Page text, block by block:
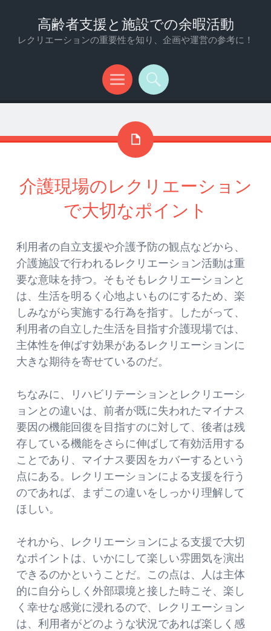
高齢者支援と施設での余暇活動
レクリエーションの重要性を知り、企画や運営の参考に！
メ
ュ
検
介護現場のレクリエーション
で大切なポイント
利用者の自立支援や介護予防の観点などから、
介護施設で行われるレクリエーション活動は重
要な意味を持つ。そもそもレクリエーションと
は、生活を明るく心地よいものにするため、楽
しみながら実施する行為を指す。したがって、
利用者の自立した生活を目指す介護現場では、
主体性を伸ばす効果があるレクリエーションに
大きな期待を寄せているのだ。
ちなみに、リハビリテーションとレクリエーシ
ョンとの違いは、前者が既に失われたマイナス
要因の機能回復を目指すのに対して、後者は残
存している機能をさらに伸ばして有効活用する
ことであり、マイナス要因をカバーするという
点にある。レクリエーションによる支援を行う
のであれば、まずこの違いをしっかり理解して
ほしい。
それから、レクリエーションによる支援で大切
なポイントは、いかにして楽しい雰囲気を演出
できるのかということだ。この点は、人は主体
的に自分らしく外部環境と接した時こそ、楽し
く幸せな感覚に浸れるので、レクリエーション
は、利用者がどのような状況であれば楽しく感